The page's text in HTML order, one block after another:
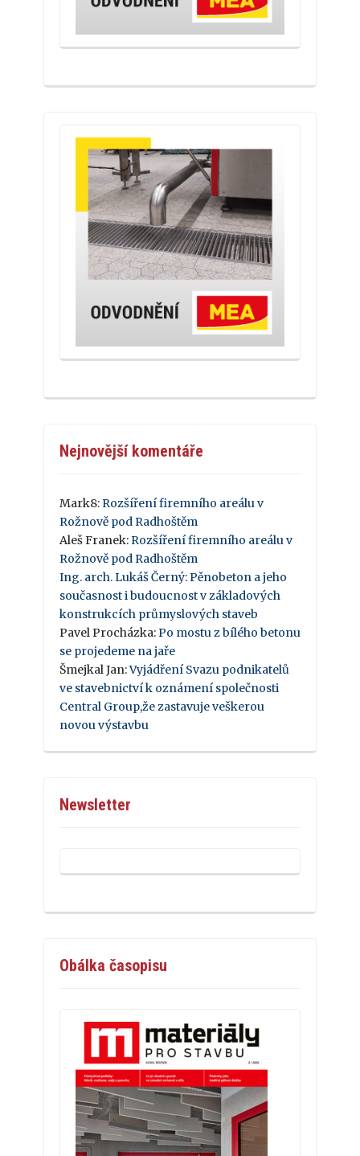
Nejnovější komentáře
Mark8: Rozšíření firemního areálu v
Rožnově pod Radhoštěm
Aleš Franek: Rozšíření firemního areálu v
Rožnově pod Radhoštěm
Ing. arch. Lukáš Černý: Pěnobeton a jeho
současnost i budoucnost v základových
konstrukcích průmyslových staveb
Pavel Procházka: Po mostu z bílého betonu
se projedeme na jaře
Šmejkal Jan:Vyjádření Svazu podnikatelů
ve stavebnictví k oznámení společnosti
Central Group,že zastavuje veškerou
novou výstavbu
Newsletter
Obálka časopisu